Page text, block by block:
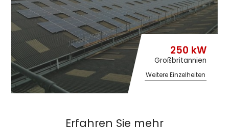
250 kW
Großbritannien
Weitere Einzelheiten
Erfahren Sie mehr